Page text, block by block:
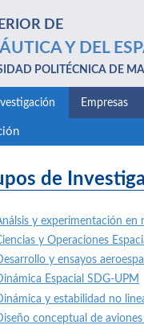
DE
Y DEL
POLITÉCNICA DE
Empresas
de
y experimentación
y Operaciones
y ensayos
Espacial SDG-UPM
y estabilidad no
conceptual de